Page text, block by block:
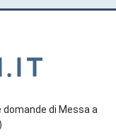
domande di Messa a